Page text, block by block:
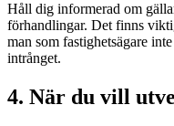
Håll dig informerad om
förhandlingar. Det finns
man som fastighetsägare
intrånget.
4. När du vill